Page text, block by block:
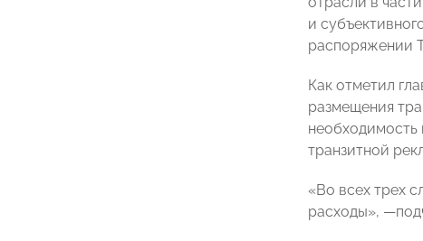
и
распоряжении
Как отметил
размещения
необходимость
транзитной
«Во всех трех
расходы»,